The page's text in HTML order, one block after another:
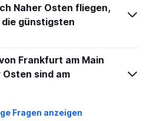
Naher Osten fliegen,
günstigsten
Frankfurt am Main
sind am
Fragen anzeigen